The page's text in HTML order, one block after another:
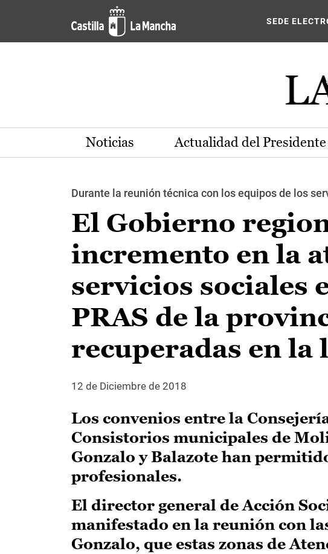
Pasar al contenido principal
SEDE
Noticias Actualidad del Presidente
Durante la reunión técnica con los equipos de los
El Gobierno
incremento en la
servicios sociales
PRAS de la
recuperadas en la
12 de Diciembre de 2018
Los convenios entre la
Consistorios municipales de
Gonzalo y Balazote han
profesionales.
El director general de Acción
manifestado en la reunión con
Gonzalo, que estas zonas de